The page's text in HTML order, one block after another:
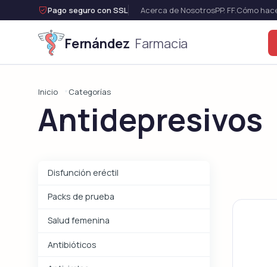
Pago seguro con SSL Acerca de NosotrosPP. FF.Cómo
Fernández Farmacia
Ver
Inicio Categorías
Antidepresivos
Disfunción eréctil
Packs de prueba
Salud femenina
Antibióticos